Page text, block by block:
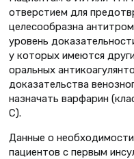
отверстием для
целесообразна
уровень
у которых имеются
оральных
доказательства
назначать варфарин
C).
Данные о
пациентов с первым